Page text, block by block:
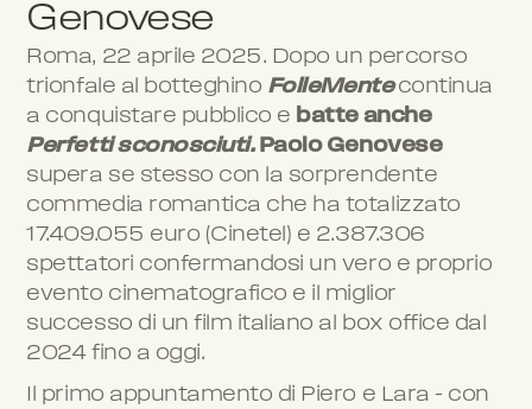
Genovese
Roma, 22 aprile 2025. Dopo un percorso
trionfale al botteghino FolleMentecontinua
a conquistare pubblico e batte anche
Perfetti sconosciuti.Paolo Genovese
supera se stesso con la sorprendente
commedia romantica che ha totalizzato
17.409.055 euro (Cinetel) e 2.387.306
spettatori confermandosi un vero e proprio
evento cinematografico e il miglior
successo di un film italiano al box office dal
2024 fino a oggi.
Il primo appuntamento di Piero e Lara – con